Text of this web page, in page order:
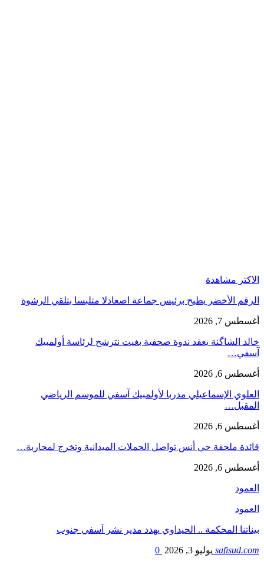
الاكتر مشاهدة
الرقم الأخضر يطيح برئيس جماعة اصعادلا متلبسا بتلقي الرشوة
أغسطس 7, 2026
خالد الشاگنة يعقد ندوة صحفية بغيت نترشح لرئاسة أولمبيك
آسفي…
أغسطس 6, 2026
العلوي الإسماعيلي مدربا لأولمبيك آسفي للموسم الرياضي
المقبل…
أغسطس 6, 2026
قائدة ملحقة حي أنس تواصل الحملات الميدانية وتخرج لمحاربة…
أغسطس 6, 2026
العمود
العمود
بيناتنا المحكمة .. الحيداوي يهدد مدير نشر آسفي جنوب
safisud.com يوليو 3, 2026